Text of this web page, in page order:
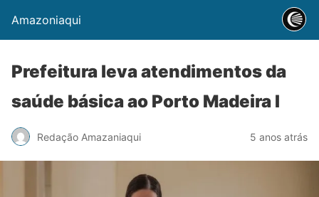
Amazoniaqui
Prefeitura leva atendimentos da
saúde básica ao Porto Madeira I
Redação Amazaniaqui 5 anos atrás